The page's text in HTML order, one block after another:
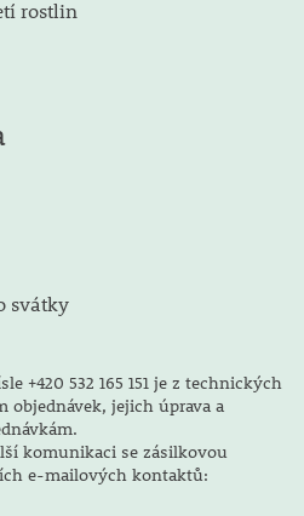
rostlin
svátky
+420 532 165 151 je z technických
objednávek, jejich úprava a
komunikaci se zásilkovou
e-mailových kontaktů: